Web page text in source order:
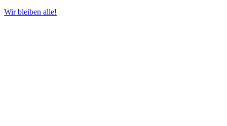
Wir bleiben alle!